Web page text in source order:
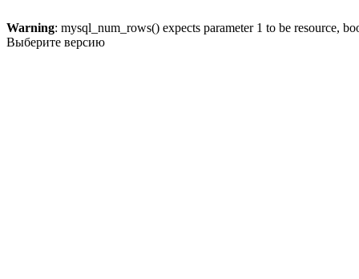
Warning: mysql_num_rows() expects parameter 1 to be resource,
Выберите версию